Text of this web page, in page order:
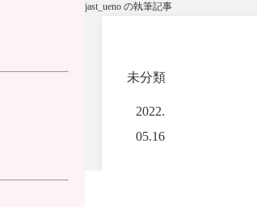
jast_ueno の執筆記事
未分類
2022.
05.16